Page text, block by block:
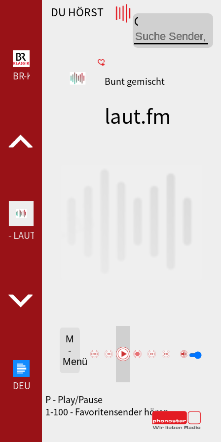
LAUT.FM RADIO-P1 ---
DEUTSCHLANDFUNK --- DEUTSCHLANDFUNK ---
80ER 90ER OLDIE ANTENNE --- 80ER 90ER
WDR 4 --- WDR 4 ---
BR-KLASSIK --- BR-KLASSIK ---
DU HÖRST
Bunt gemischt
laut.fm
M
-
Menü
P - Play/Pause
1-100 - Favoritensender hören